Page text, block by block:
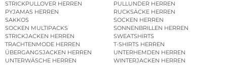
STRICKPULLOVER HERREN
PULLUNDER HERREN
PYJAMAS HERREN
RUCKSÄCKE HERREN
SAKKOS
SOCKEN HERREN
SOCKEN MULTIPACKS
SONNENBRILLEN HERREN
STRICKJACKEN HERREN
SWEATSHIRTS
TRACHTENMODE HERREN
T-SHIRTS HERREN
ÜBERGANGSJACKEN HERREN
UNTERHEMDEN HERREN
UNTERWÄSCHE HERREN
WINTERJACKEN HERREN